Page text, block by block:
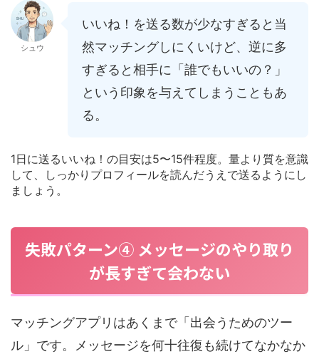
シュウ
いいね！を送る数が少なすぎると当
然マッチングしにくいけど、逆に多
すぎると相手に「誰でもいいの？」
という印象を与えてしまうこともあ
る。
1日に送るいいね！の目安は5〜15件程度。量より質を意識
して、しっかりプロフィールを読んだうえで送るようにし
ましょう。
失敗パターン④ メッセージのやり取り
が長すぎて会わない
マッチングアプリはあくまで「出会うためのツー
ル」です。メッセージを何十往復も続けてなかなか